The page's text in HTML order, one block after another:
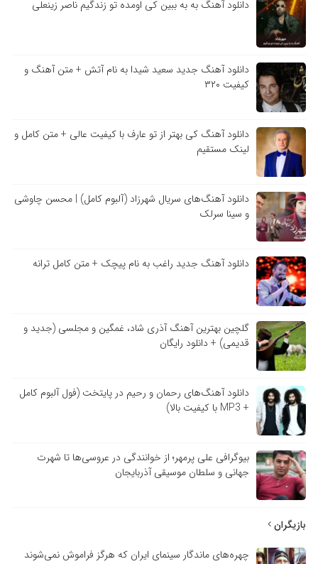
دانلود آهنگ به به ببین کی اومده تو زندگیم ناصر زینعلی
دانلود آهنگ جدید سعید شیدا به نام آتش + متن آهنگ و
کیفیت ۳۲۰
دانلود آهنگ کی بهتر از تو عارف با کیفیت عالی + متن کامل و
لینک مستقیم
دانلود آهنگ‌های سریال شهرزاد (آلبوم کامل) | محسن چاوشی
و سینا سرلک
دانلود آهنگ جدید راغب به نام پیچک + متن کامل ترانه
گلچین بهترین آهنگ آذری شاد، غمگین و مجلسی (جدید و
قدیمی) + دانلود رایگان
دانلود آهنگ‌های رحمان و رحیم در پایتخت (فول آلبوم کامل
+ MP3 با کیفیت بالا)
بیوگرافی علی پرمهر؛ از خوانندگی در عروسی‌ها تا شهرت
جهانی و سلطان موسیقی آذربایجان
بازیگران
چهره‌های ماندگار سینمای ایران که هرگز فراموش نمی‌شوند